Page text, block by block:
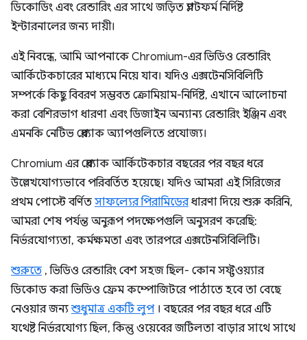
ডিকোডিং এবং রেন্ডারিং এর সাথে জড়িত প্ল্যাটফর্ম নির্দিষ্ট
ইন্টারনালের জন্য দায়ী।
এই নিবন্ধে, আমি আপনাকে Chromium-এর ভিডিও রেন্ডারিং
আর্কিটেকচারের মাধ্যমে নিয়ে যাব। যদিও এক্সটেনসিবিলিটি
সম্পর্কে কিছু বিবরণ সম্ভবত ক্রোমিয়াম-নির্দিষ্ট, এখানে আলোচনা
করা বেশিরভাগ ধারণা এবং ডিজাইন অন্যান্য রেন্ডারিং ইঞ্জিন এবং
এমনকি নেটিভ প্লেব্যাক অ্যাপগুলিতে প্রযোজ্য।
Chromium এর প্লেব্যাক আর্কিটেকচার বছরের পর বছর ধরে
উল্লেখযোগ্যভাবে পরিবর্তিত হয়েছে। যদিও আমরা এই সিরিজের
প্রথম পোস্টে বর্ণিত সাফল্যের পিরামিডেরধারণা দিয়ে শুরু করিনি,
আমরা শেষ পর্যন্ত অনুরূপ পদক্ষেপগুলি অনুসরণ করেছি:
নির্ভরযোগ্যতা, কর্মক্ষমতা এবং তারপরে এক্সটেনসিবিলিটি।
শুরুতে , ভিডিও রেন্ডারিং বেশ সহজ ছিল- কোন সফ্টওয়্যার
ডিকোড করা ভিডিও ফ্রেম কম্পোজিটরে পাঠাতে হবে তা বেছে
নেওয়ার জন্য শুধুমাত্র একটি লুপ। বছরের পর বছর ধরে এটি
যথেষ্ট নির্ভরযোগ্য ছিল, কিন্তু ওয়েবের জটিলতা বাড়ার সাথে সাথে